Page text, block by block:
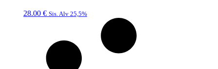
28.00 € Sis. Alv 25,5%